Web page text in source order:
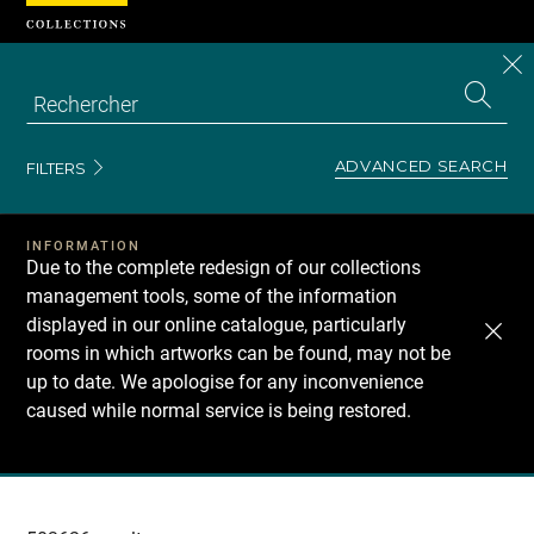
FILTERS ADVANCED SEARCH
INFORMATION
Due to the complete redesign of our collections
management tools, some of the information
displayed in our online catalogue, particularly
rooms in which artworks can be found, may not be
up to date. We apologise for any inconvenience
caused while normal service is being restored.
Recherche
Cookies management panel